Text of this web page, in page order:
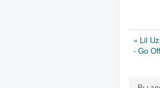
« Lil
- Go Off